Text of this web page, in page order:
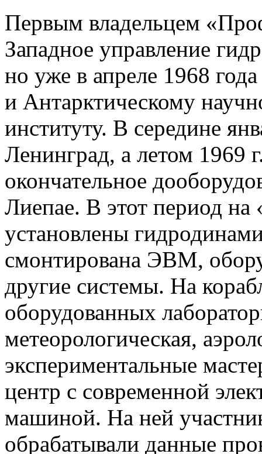
Первым владельцем
Западное управление
но уже в апреле 1968
и Антарктическому
институту. В середине
Ленинград, а летом 1969
окончательное
Лиепае. В этот период
установлены
смонтирована ЭВМ,
другие системы. На
оборудованных
метеорологическая,
экспериментальные
центр с современной
машиной. На ней
обрабатывали данные